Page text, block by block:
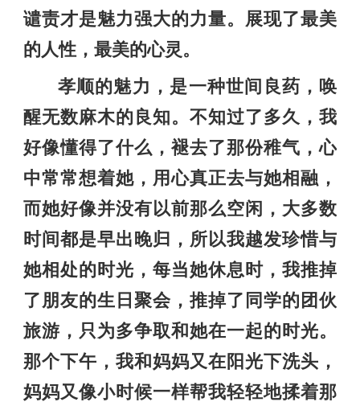
谴责才是魅力强大的力量。展现了最美
的人性，最美的心灵。
孝顺的魅力，是一种世间良药，唤
醒无数麻木的良知。不知过了多久，我
好像懂得了什么，褪去了那份稚气，心
中常常想着她，用心真正去与她相融，
而她好像并没有以前那么空闲，大多数
时间都是早出晚归，所以我越发珍惜与
她相处的时光，每当她休息时，我推掉
了朋友的生日聚会，推掉了同学的团伙
旅游，只为多争取和她在一起的时光。
那个下午，我和妈妈又在阳光下洗头，
妈妈又像小时候一样帮我轻轻地揉着那